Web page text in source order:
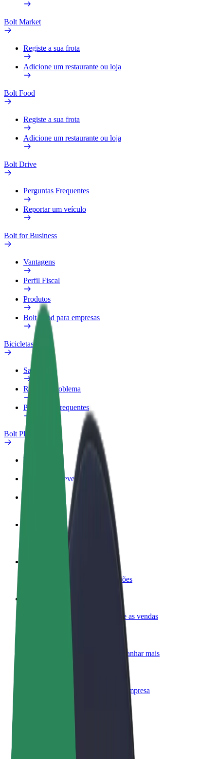
Bolt Market
Registe a sua frota
Adicione um restaurante ou loja
Bolt Food
Registe a sua frota
Adicione um restaurante ou loja
Bolt Drive
Perguntas Frequentes
Reportar um veículo
Bolt for Business
Vantagens
Perfil Fiscal
Produtos
Bolt Food para empresas
Bicicletas
Safety Lab
Reportar problema
Perguntas Frequentes
Bolt Plus
Vantagens
Como subscrever
Torne-se motorista
Ganhe dinheiro quando quiser
Registe a sua frota de estafetas
Ganhe dinheiro a entregar refeições
Chegue a mais clientes e aumente as vendas
Registe-se como gestor de frota
Adicione a sua frota à Bolt para ganhar mais
Produtos da Bolt ajustados à sua empresa